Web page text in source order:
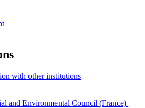
with other institutions
and Environmental Council (France)